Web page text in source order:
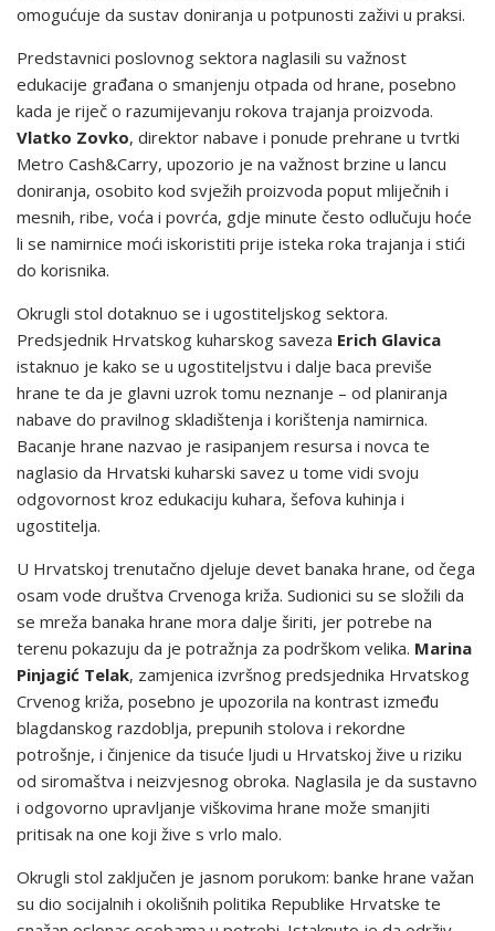
omogućuje da sustav doniranja u potpunosti zaživi u praksi.
Predstavnici poslovnog sektora naglasili su važnost
edukacije građana o smanjenju otpada od hrane, posebno
kada je riječ o razumijevanju rokova trajanja proizvoda.
Vlatko Zovko, direktor nabave i ponude prehrane u tvrtki
Metro Cash&Carry, upozorio je na važnost brzine u lancu
doniranja, osobito kod svježih proizvoda poput mliječnih i
mesnih, ribe, voća i povrća, gdje minute često odlučuju hoće
li se namirnice moći iskoristiti prije isteka roka trajanja i stići
do korisnika.
Okrugli stol dotaknuo se i ugostiteljskog sektora.
Predsjednik Hrvatskog kuharskog saveza Erich Glavica
istaknuo je kako se u ugostiteljstvu i dalje baca previše
hrane te da je glavni uzrok tomu neznanje – od planiranja
nabave do pravilnog skladištenja i korištenja namirnica.
Bacanje hrane nazvao je rasipanjem resursa i novca te
naglasio da Hrvatski kuharski savez u tome vidi svoju
odgovornost kroz edukaciju kuhara, šefova kuhinja i
ugostitelja.
U Hrvatskoj trenutačno djeluje devet banaka hrane, od čega
osam vode društva Crvenoga križa. Sudionici su se složili da
se mreža banaka hrane mora dalje širiti, jer potrebe na
terenu pokazuju da je potražnja za podrškom velika. Marina
Pinjagić Telak, zamjenica izvršnog predsjednika Hrvatskog
Crvenog križa, posebno je upozorila na kontrast između
blagdanskog razdoblja, prepunih stolova i rekordne
potrošnje, i činjenice da tisuće ljudi u Hrvatskoj žive u riziku
od siromaštva i neizvjesnog obroka. Naglasila je da sustavno
i odgovorno upravljanje viškovima hrane može smanjiti
pritisak na one koji žive s vrlo malo.
Okrugli stol zaključen je jasnom porukom: banke hrane važan
su dio socijalnih i okolišnih politika Republike Hrvatske te